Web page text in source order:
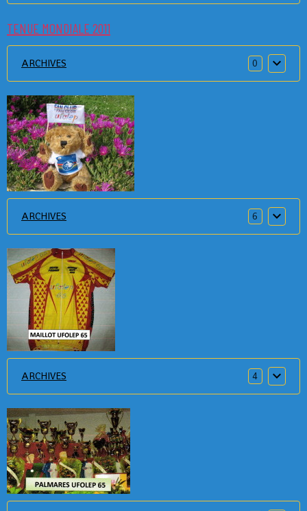
TENUE MONDIALE 2011
ARCHIVES 0
ARCHIVES 6
ARCHIVES 4